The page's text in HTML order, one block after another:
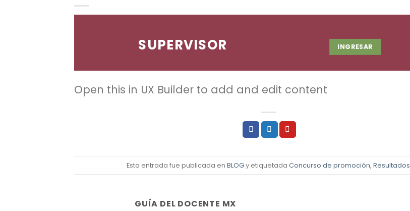
SUPERVISOR INGRESAR
Open this in UX Builder to add and edit content
Esta entrada fue publicada en BLOGy etiquetada Concurso de promoción, Resultados
GUÍA DEL DOCENTE MX